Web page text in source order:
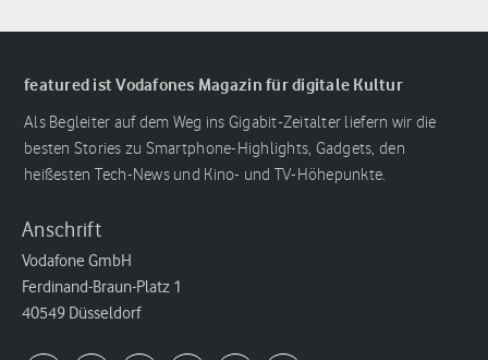
featured ist Vodafones Magazin für digitale Kultur
Als Begleiter auf dem Weg ins Gigabit-Zeitalter liefern wir die
besten Stories zu Smartphone-Highlights, Gadgets, den
heißesten Tech-News und Kino- und TV-Höhepunkte.
Anschrift
Vodafone GmbH
Ferdinand-Braun-Platz 1
40549 Düsseldorf